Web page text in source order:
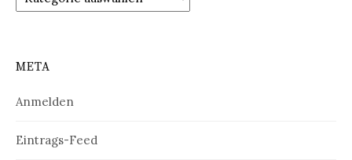
META
Anmelden
Eintrags-Feed